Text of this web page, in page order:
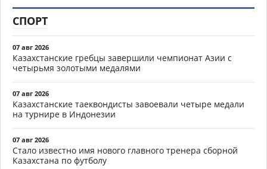
СПОРТ
07 авг 2026
Казахстанские гребцы завершили чемпионат Азии с
четырьмя золотыми медалями
07 авг 2026
Казахстанские таеквондисты завоевали четыре медали
на турнире в Индонезии
07 авг 2026
Стало известно имя нового главного тренера сборной
Казахстана по футболу